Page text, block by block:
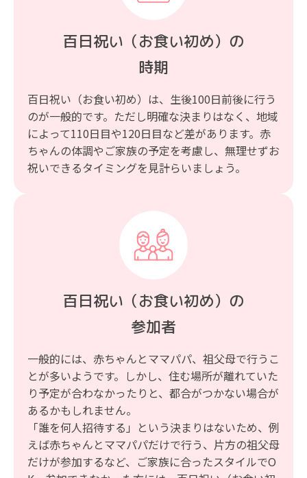
百日祝い（お食い初め）の
時期
百日祝い（お食い初め）は、生後100日前後に行う
のが一般的です。ただし明確な決まりはなく、地域
によって110日目や120日目など差があります。赤
ちゃんの体調やご家族の予定を考慮し、無理せずお
祝いできるタイミングを見計らいましょう。
百日祝い（お食い初め）の
参加者
一般的には、赤ちゃんとママパパ、祖父母で行うこ
とが多いようです。しかし、住む場所が離れていた
り予定が合わなかったりと、都合がつかない場合が
あるかもしれません。
「誰を何人招待する」という決まりはないため、例
えば赤ちゃんとママパパだけで行う、片方の祖父母
だけが参加するなど、ご家族に合ったスタイルでO